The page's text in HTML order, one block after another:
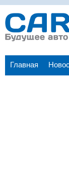
Главная